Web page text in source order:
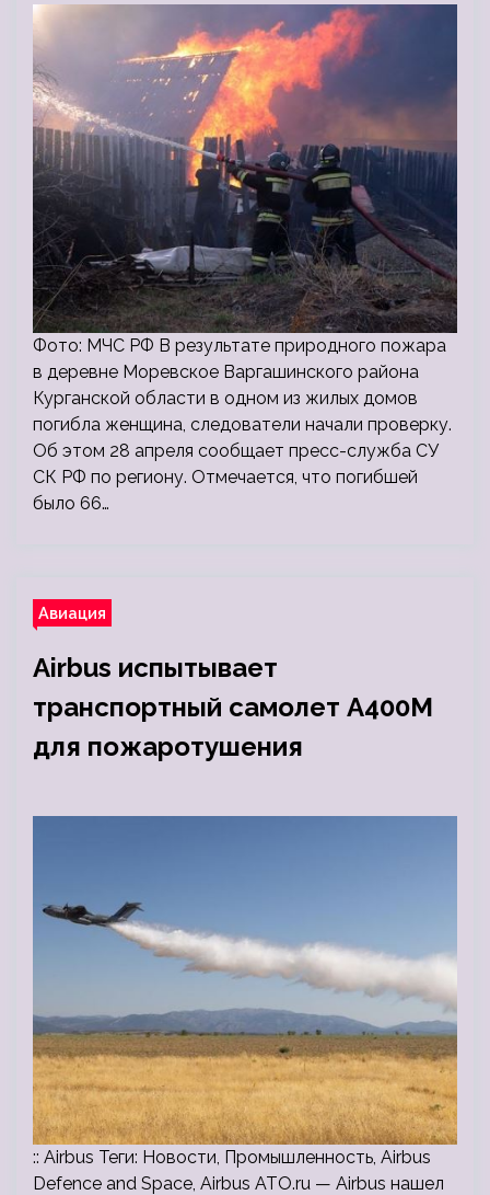
Фото: МЧС РФ В результате природного пожара
в деревне Моревское Варгашинского района
Курганской области в одном из жилых домов
погибла женщина, следователи начали проверку.
Об этом 28 апреля сообщает пресс-служба СУ
СК РФ по региону. Отмечается, что погибшей
было 66…
Авиация
Airbus испытывает
транспортный самолет A400M
для пожаротушения
:: Airbus Теги: Новости, Промышленность, Airbus
Defence and Space, Airbus ATO.ru — Airbus нашел